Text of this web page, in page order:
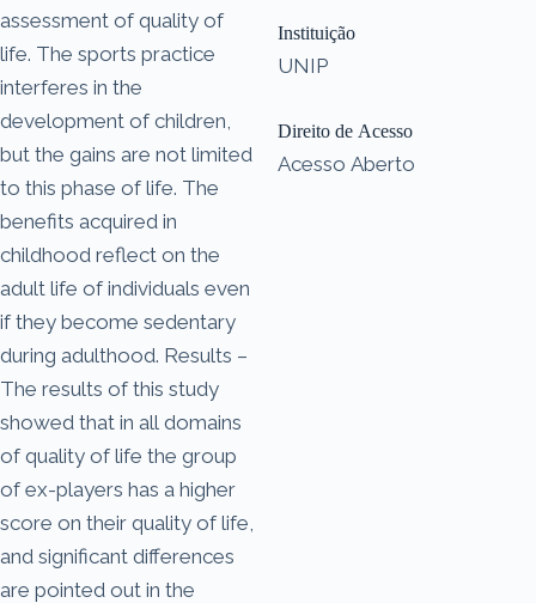
assessment of quality of
life. The sports practice
interferes in the
development of children,
but the gains are not limited
to this phase of life. The
benefits acquired in
childhood reflect on the
adult life of individuals even
if they become sedentary
during adulthood. Results –
The results of this study
showed that in all domains
of quality of life the group
of ex-players has a higher
score on their quality of life,
and significant differences
are pointed out in the
Instituição
UNIP
Direito de Acesso
Acesso Aberto